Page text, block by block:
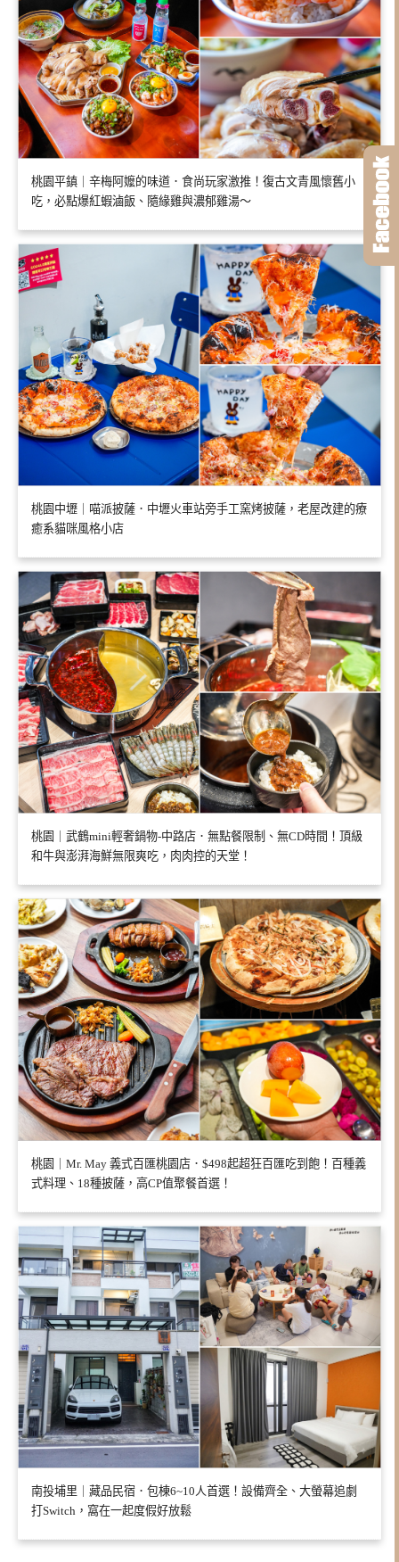
桃園平鎮｜辛梅阿嬤的味道．食尚玩家激推！復古文青風懷舊小
吃，必點爆紅蝦滷飯、隨緣雞與濃郁雞湯～
桃園中壢｜喵派披薩．中壢火車站旁手工窯烤披薩，老屋改建的療
癒系貓咪風格小店
桃園｜武鶴mini輕奢鍋物-中路店．無點餐限制、無CD時間！頂級
和牛與澎湃海鮮無限爽吃，肉肉控的天堂！
桃園｜Mr. May 義式百匯桃園店．$498起超狂百匯吃到飽！百種義
式料理、18種披薩，高CP值聚餐首選！
南投埔里｜藏品民宿．包棟6~10人首選！設備齊全、大螢幕追劇
打Switch，窩在一起度假好放鬆